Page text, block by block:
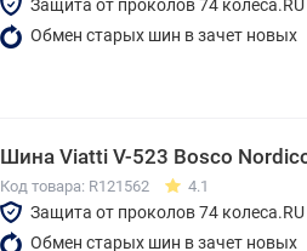
Защита от проколов 74 колеса.RU
Обмен старых шин в зачет новых
Шина Viatti V-523 Bosco
Код товара: R121562 4.1
Защита от проколов 74 колеса.RU
Обмен старых шин в зачет новых